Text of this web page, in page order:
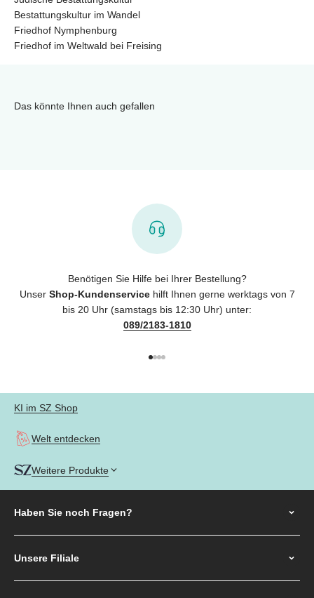
Bestattungskultur im Wandel
Friedhof Nymphenburg
Friedhof im Weltwald bei Freising
Das könnte Ihnen auch gefallen
Benötigen Sie Hilfe bei Ihrer Bestellung?
Unser Shop-Kundenservicehilft Ihnen gerne werktags von 7
bis 20 Uhr (samstags bis 12:30 Uhr) unter:
089/2183-1810
KI im SZ Shop
Welt entdecken
Weitere Produkte
Haben Sie noch Fragen?
Unsere Filiale